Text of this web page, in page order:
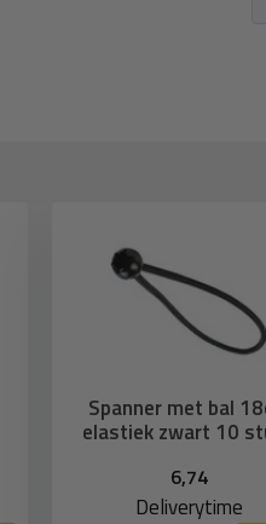
Spanner met bal
elastiek zwart 10
6,74
Deliverytime